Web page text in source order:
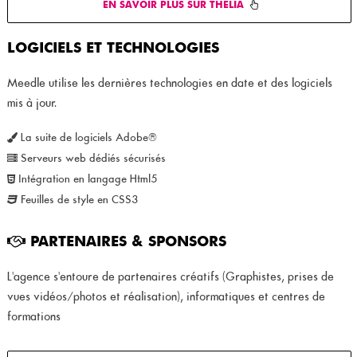
EN SAVOIR PLUS SUR THELIA
LOGICIELS ET TECHNOLOGIES
Meedle utilise les dernières technologies en date et des logiciels
mis à jour.
La suite de logiciels Adobe®
Serveurs web dédiés sécurisés
Intégration en langage Html5
Feuilles de style en CSS3
PARTENAIRES & SPONSORS
L'agence s'entoure de partenaires créatifs (Graphistes, prises de
vues vidéos/photos et réalisation), informatiques et centres de
formations